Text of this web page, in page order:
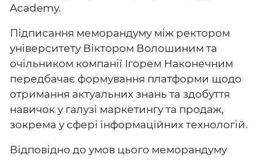
Academy.
Підписання меморандуму між ректором
університету Віктором Волошиним та
очільником компанії Ігорем Наконечним
передбачає формування платформи щодо
отримання актуальних знань та здобуття
навичок у галузі маркетингу та продаж,
зокрема у сфері інформаційних технологій.
Відповідно до умов цього меморандуму